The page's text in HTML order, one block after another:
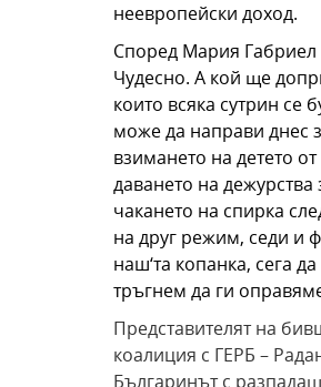
неевропейски доход.
Според Мария Габриел
Чудесно. А кой ще
които всяка сутрин се
може да направи днес
взимането на детето
даването на
чакането на спирка
на друг режим, седи и
наш‘та копанка, сега
тръгнем да ги
Представителят на
коалиция с ГЕРБ –
Българинът с